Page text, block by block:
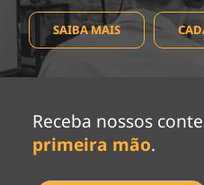
SAIBA MAIS
Receba nossos
primeira mão.